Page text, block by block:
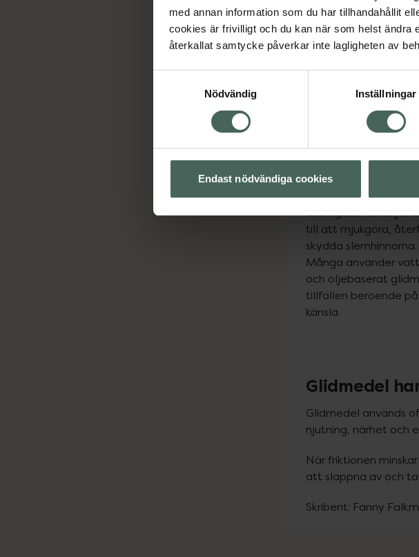
med annan information som du har tillhandahållit
cookies är frivilligt och du kan när som helst
återkallat samtycke påverkar inte lagligheten av
Nödvändig
Inställningar
Endast nödvändiga cookies
Intimgel Balance är
parfymfri och
Oljebaserat
Vid mycket torra
mindre friktion.
Aleah Care Intimolja
ett oljebaserat
utvecklat för torra
slemhinnor. Den är
Omega 7 samt fyra
ekologiska växtoljor
till att mjukgöra,
skydda slemhinnorna.
Många använder
och oljebaserat
tillfällen beroende
känsla.
Glidmedel
Glidmedel används
njutning, närhet och
När friktionen
att slappna av och
Skribent: Fanny